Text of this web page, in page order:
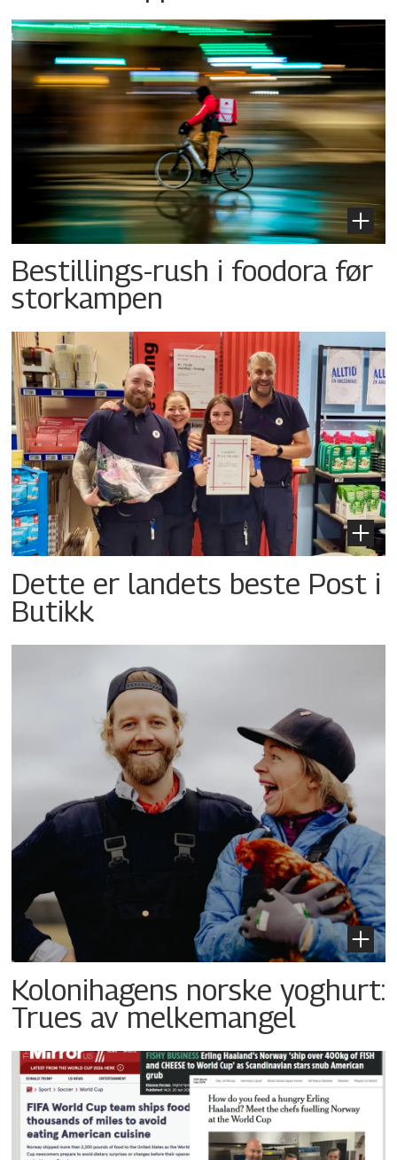
Bestillings-rush i foodora før
storkampen
Dette er landets beste Post i
Butikk
Kolonihagens norske yoghurt:
Trues av melkemangel